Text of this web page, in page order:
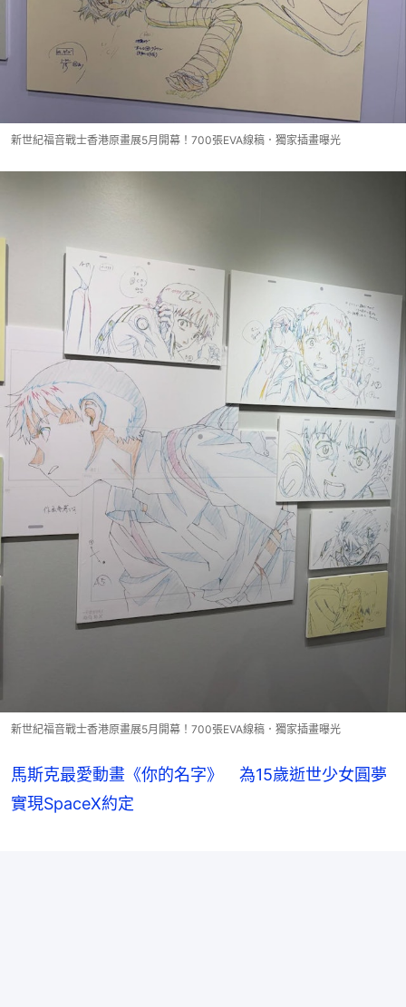
新世紀福音戰士香港原畫展5月開幕！700張EVA線稿．獨家插畫曝光
新世紀福音戰士香港原畫展5月開幕！700張EVA線稿．獨家插畫曝光
馬斯克最愛動畫《你的名字》 為15歲逝世少女圓夢
實現SpaceX約定